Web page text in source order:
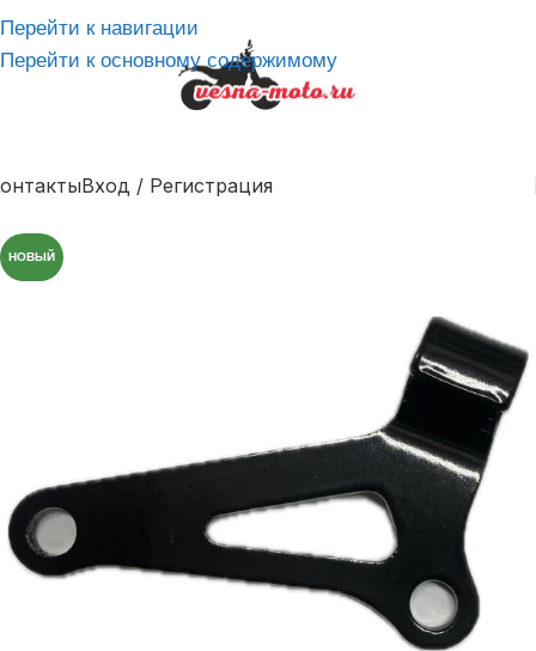
Перейти к навигации
Перейти к основному содержимому
Вход / Регистрация
НОВЫЙ